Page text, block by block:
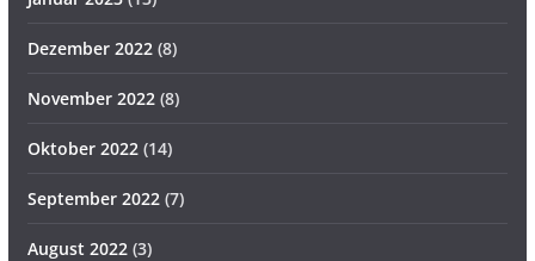
Dezember 2022(8)
November 2022(8)
Oktober 2022(14)
September 2022(7)
August 2022(3)